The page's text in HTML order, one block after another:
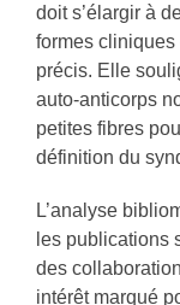
doit s’élargir à
formes
précis. Elle
auto-anticorps
petites fibres
définition du
L’analyse
les publications
des
intérêt marqué